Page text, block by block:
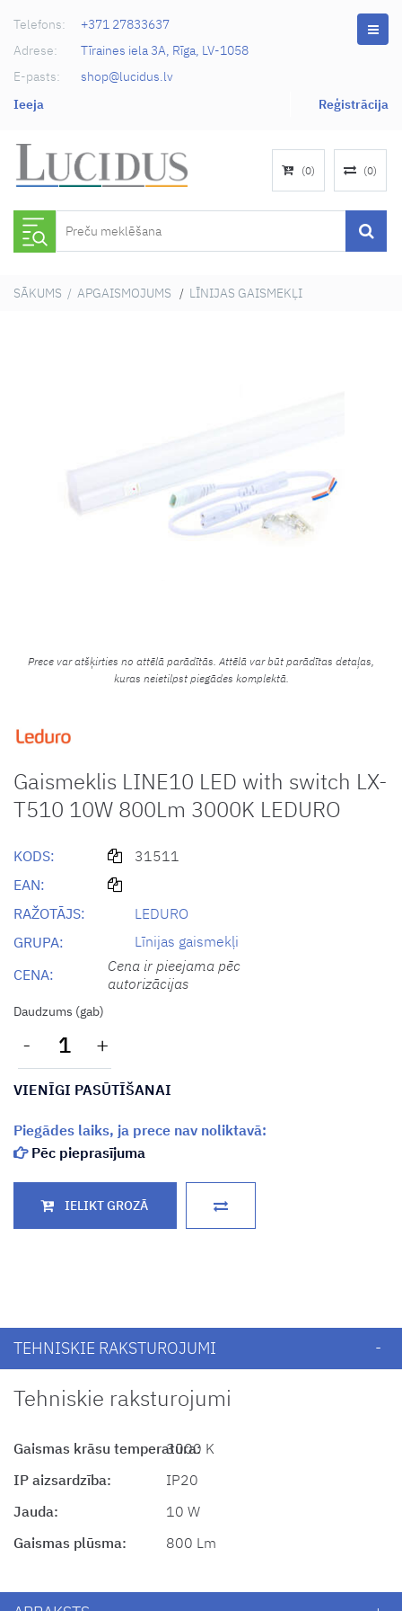
Telefons:
+371 27833637
Adrese:
Tīraines iela 3A, Rīga, LV-1058
E-pasts:
shop@lucidus.lv
Ieeja
Reģistrācija
(0) (0)
SĀKUMS / APGAISMOJUMS / LĪNIJAS GAISMEKĻI
Prece var atšķirties no attēlā parādītās. Attēlā var būt parādītas detaļas,
kuras neietilpst piegādes komplektā.
Gaismeklis LINE10 LED with switch LX-
T510 10W 800Lm 3000K LEDURO
KODS:
31511
EAN:
RAŽOTĀJS:
LEDURO
GRUPA:
Līnijas gaismekļi
CENA:
Cena ir pieejama pēc
autorizācijas
Daudzums (gab)
- +
VIENĪGI PASŪTĪŠANAI
Piegādes laiks, ja prece nav noliktavā:
Pēc pieprasījuma
TEHNISKIE RAKSTUROJUMI
Tehniskie raksturojumi
Gaismas krāsu temperatūra:
3000 K
IP aizsardzība:
IP20
Jauda:
10 W
Gaismas plūsma:
800 Lm